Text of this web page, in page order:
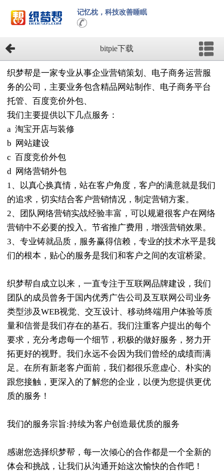
记忆枕，科技改善睡眠
bitpie下载
织梦帮是一家专业从事企业营销策划、电子商务运营服
务的公司，主要业务包含精品网站制作、电子商务平台
托管、百度竞价外包、
我们主要提供以下几点服务：
a 淘宝开店与装修
b 网站建设
c 百度竞价外包
d 网络营销外包
1、以真心换真情，站在客户角度，客户的满意就是我们
的追求，切实结合客户营销情况，制定营销方案。
2、团队网络营销实战经验丰富，可以规避很客户在网络
营销中不必要的投入。节省推广费用，增强营销效果。
3、专业铸就品质，服务赢得信赖，专业的技术水平是我
们的根本，贴心的服务是我们和客户之间的友谊桥梁。
织梦帮自成立以来，一直专注于互联网品牌建设，我们
团队的成员曾务于国内优秀广告公司及互联网公司业务
类型涉及WEB视觉、交互设计、移动终端用户体验等质
量和信誉是我们存在的基石。我们注重客户提出的每个
要求，充分考虑每一个细节，积极的做好服务，努力开
拓更好的视野。我们永远不会因为我们曾经的成绩而满
足。在所有新老客户面前，我们都很乐意虚心、朴实的
跟您接触，更深入的了解您的企业，以便为您提供更优
质的服务！
我们的服务宗旨:持续为客户创造最优质的服务
感谢您选择织梦帮，每一次倾心的合作都是一个全新的
体会和挑战，让我们从沟通开始这次愉快的合作吧！